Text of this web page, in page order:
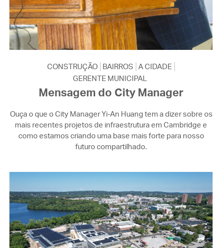
CONSTRUÇÃO BAIRROS A CIDADE
GERENTE MUNICIPAL
Mensagem do City Manager
Ouça o que o City Manager Yi-An Huang tem a dizer sobre os
mais recentes projetos de infraestrutura em Cambridge e
como estamos criando uma base mais forte para nosso
futuro compartilhado.